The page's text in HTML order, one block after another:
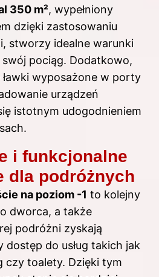
350 m², wypełniony
dzięki zastosowaniu
stworzy idealne warunki
pociąg. Dodatkowo,
wyposażone w porty
urządzeń
istotnym udogodnieniem
i funkcjonalne
dla podróżnych
na poziom -1 to kolejny
dworca, a także
podróżni zyskają
dostęp do usług takich jak
czy toalety. Dzięki tym